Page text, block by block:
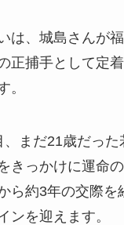
は、城島さんが
正捕手として定
。
、まだ21歳だっ
きっかけに運命
ら約3年の交際を
ンを迎えます。